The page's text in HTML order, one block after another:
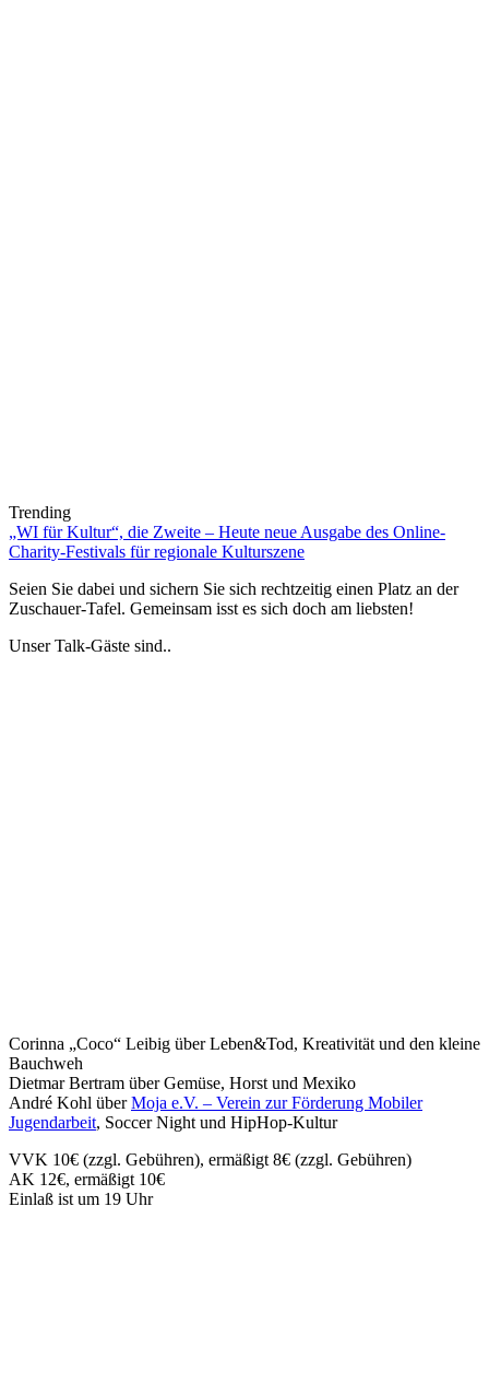
Trending
„WI für Kultur“, die Zweite – Heute neue Ausgabe des Online-
Charity-Festivals für regionale Kulturszene
Seien Sie dabei und sichern Sie sich rechtzeitig einen Platz an der
Zuschauer-Tafel. Gemeinsam isst es sich doch am liebsten!
Unser Talk-Gäste sind..
Corinna „Coco“ Leibig über Leben&Tod, Kreativität und den kleine
Bauchweh
Dietmar Bertram über Gemüse, Horst und Mexiko
André Kohl überMoja e.V. – Verein zur Förderung Mobiler
Jugendarbeit, Soccer Night und HipHop-Kultur
VVK 10€ (zzgl. Gebühren), ermäßigt 8€ (zzgl. Gebühren)
AK 12€, ermäßigt 10€
Einlaß ist um 19 Uhr